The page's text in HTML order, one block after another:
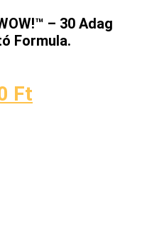
– 30 Adag
Formula.
Ft